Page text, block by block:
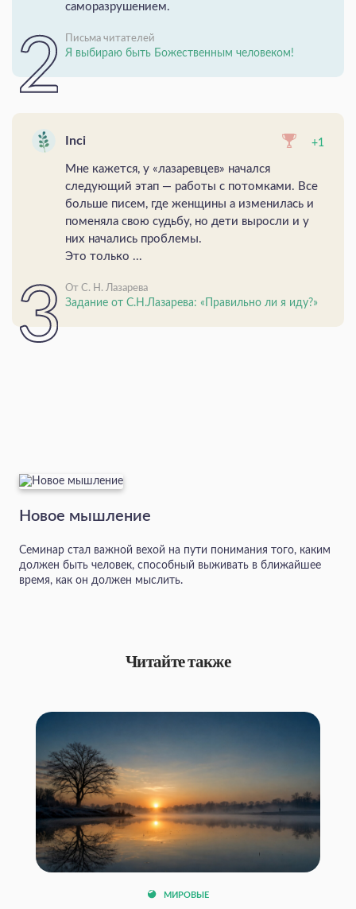
саморазрушением.
Письма читателей
Я выбираю быть Божественным человеком!
Inci +1
Мне кажется, у «лазаревцев» начался
следующий этап — работы с потомками. Все
больше писем, где женщины а изменилась и
поменяла свою судьбу, но дети выросли и у
них начались проблемы.
Это только ...
От С. Н. Лазарева
Задание от С.Н.Лазарева: «Правильно ли я иду?»
Новое мышление
Семинар стал важной вехой на пути понимания того, каким
должен быть человек, способный выживать в ближайшее
время, как он должен мыслить.
Читайте также
МИРОВЫЕ